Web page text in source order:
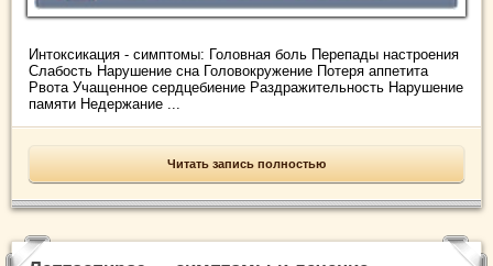
Интоксикация - симптомы: Головная боль Перепады настроения
Слабость Нарушение сна Головокружение Потеря аппетита
Рвота Учащенное сердцебиение Раздражительность Нарушение
памяти Недержание ...
Читать запись полностью